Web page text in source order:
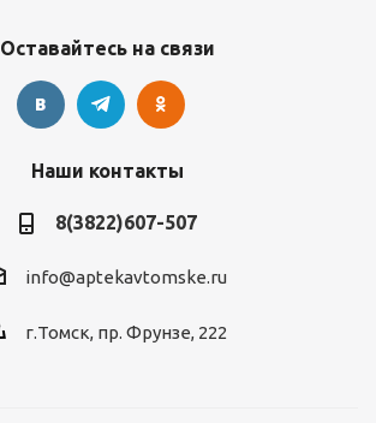
Оставайтесь на связи
Наши контакты
8(3822)607-507
info@aptekavtomske.ru
г.Томск, пр. Фрунзе, 222